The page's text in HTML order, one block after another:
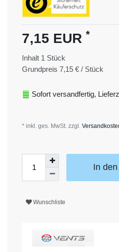
7,15 EUR *
Inhalt 1 Stück
Grundpreis 7,15 € / Stück
Sofort versandfertig,
* inkl. ges. MwSt. zzgl.
In
Wunschliste